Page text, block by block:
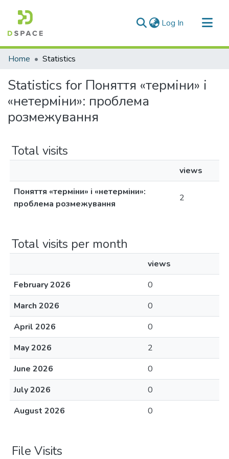
Log In (current)
Communities & Collections
Home Statistics
Statistics for Поняття «терміни» і
«нетерміни»: проблема
розмежування
Total visits
views
Поняття «терміни» і «нетерміни»:
проблема розмежування
2
Total visits per month
views
February 2026
0
March 2026
0
April 2026
0
May 2026
2
June 2026
0
July 2026
0
August 2026
0
File Visits